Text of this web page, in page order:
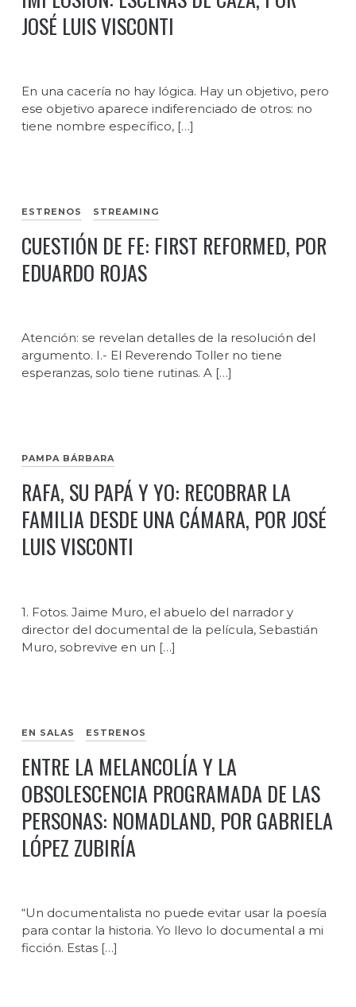
JOSÉ LUIS VISCONTI
En una cacería no hay lógica. Hay un objetivo, pero
ese objetivo aparece indiferenciado de otros: no
tiene nombre específico, […]
ESTRENOS STREAMING
CUESTIÓN DE FE: FIRST REFORMED, POR
EDUARDO ROJAS
Atención: se revelan detalles de la resolución del
argumento. I.- El Reverendo Toller no tiene
esperanzas, solo tiene rutinas. A […]
PAMPA BÁRBARA
RAFA, SU PAPÁ Y YO: RECOBRAR LA
FAMILIA DESDE UNA CÁMARA, POR JOSÉ
LUIS VISCONTI
1. Fotos. Jaime Muro, el abuelo del narrador y
director del documental de la película, Sebastián
Muro, sobrevive en un […]
EN SALAS ESTRENOS
ENTRE LA MELANCOLÍA Y LA
OBSOLESCENCIA PROGRAMADA DE LAS
PERSONAS: NOMADLAND, POR GABRIELA
LÓPEZ ZUBIRÍA
“Un documentalista no puede evitar usar la poesía
para contar la historia. Yo llevo lo documental a mi
ficción. Estas […]